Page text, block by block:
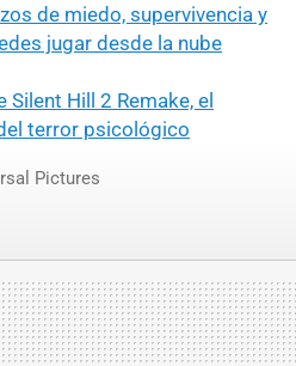
de miedo, supervivencia y
jugar desde la nube
Silent Hill 2 Remake, el
terror psicológico
Pictures